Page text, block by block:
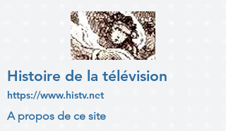
Histoire de la télévision
https://www.histv.net
A propos de ce site